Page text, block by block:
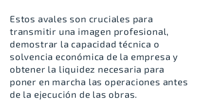
Estos avales son cruciales para
transmitir una imagen profesional,
demostrar la capacidad técnica o
solvencia económica de la empresa y
obtener la liquidez necesaria para
poner en marcha las operaciones antes
de la ejecución de las obras.